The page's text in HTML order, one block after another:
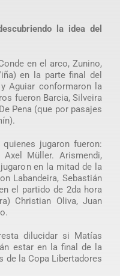
la idea del
en el arco, Zunino,
en la parte final del
Aguiar conformaron la
fueron Barcia, Silveira
Pena (que por pasajes
jugaron fueron:
Müller. Arismendi,
en la mitad de la
Labandeira, Sebastián
el partido de 2da hora
Christian Oliva, Juan
dilucidar si Matías
estar en la final de la
de la Copa Libertadores